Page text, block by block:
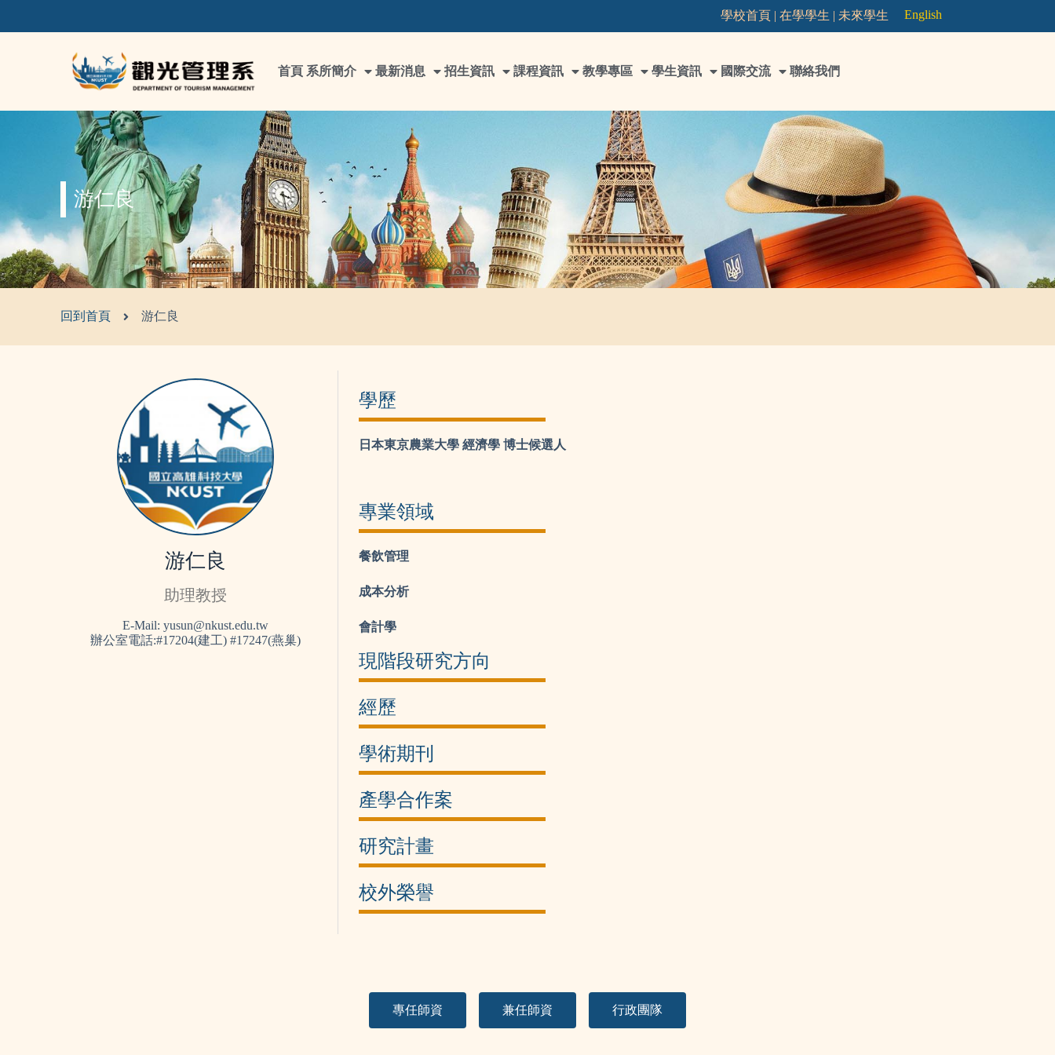
學校首頁 |在學學生 | 未來學生 English
首頁 系所簡介 最新消息 招生資訊 課程資訊 教學專區 學生資訊 國際交流 聯絡我們
游仁良
回到首頁 游仁良
游仁良
助理教授
E-Mail: yusun@nkust.edu.tw
辦公室電話:#17204(建工) #17247(燕巢)
學歷
日本東京農業大學 經濟學 博士候選人
專業領域
餐飲管理
成本分析
會計學
現階段研究方向
經歷
學術期刊
產學合作案
研究計畫
校外榮譽
專任師資 兼任師資 行政團隊